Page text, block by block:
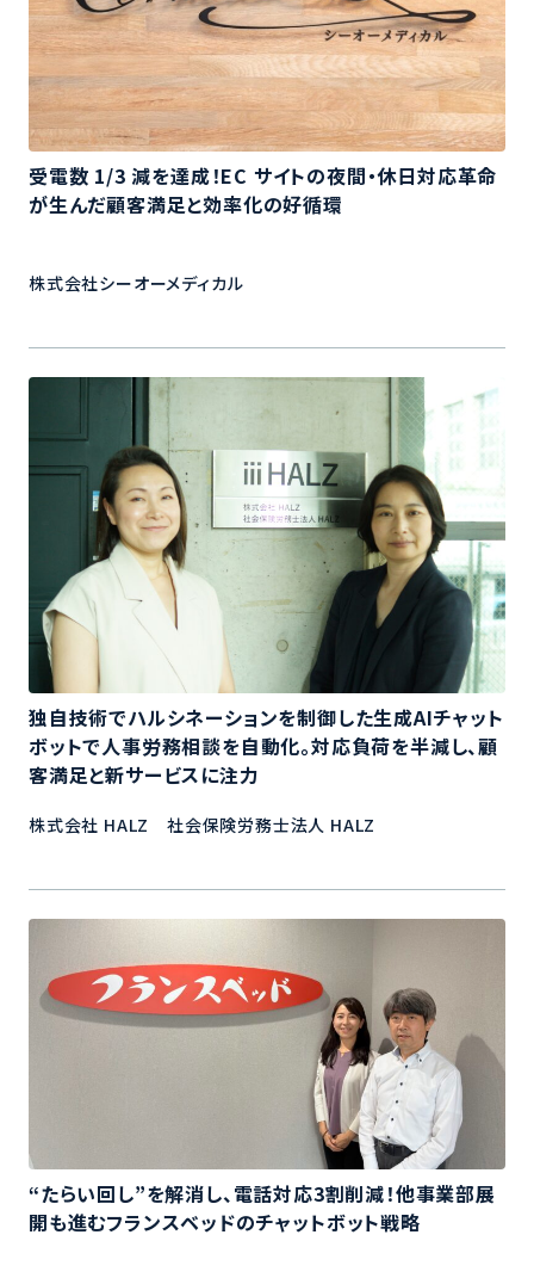
受電数 1/3 減を達成！EC サイトの夜間・休日対応革命
が生んだ顧客満足と効率化の好循環
株式会社シーオーメディカル
独自技術でハルシネーションを制御した生成AIチャット
ボットで人事労務相談を自動化。対応負荷を半減し、顧
客満足と新サービスに注力
株式会社 HALZ 社会保険労務士法人 HALZ
“たらい回し”を解消し、電話対応3割削減！他事業部展
開も進むフランスベッドのチャットボット戦略